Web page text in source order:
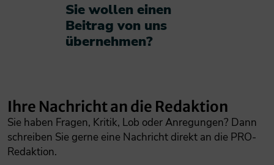
Sie wollen einen
Beitrag von uns
übernehmen?​
Ihre Nachricht an die Redaktion
Sie haben Fragen, Kritik, Lob oder Anregungen? Dann
schreiben Sie gerne eine Nachricht direkt an die PRO-
Redaktion.